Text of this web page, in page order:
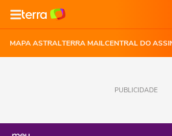
MAPA ASTRALTERRA MAILCENTRAL DO
PUBLICIDADE